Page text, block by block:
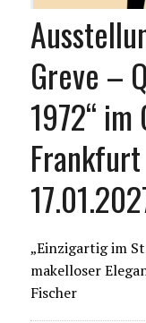
Greve –
1972“
„Einzigartig im
makelloser
Fischer